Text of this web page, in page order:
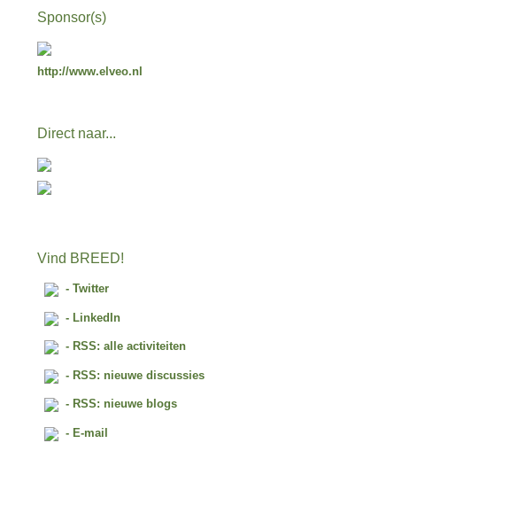
Sponsor(s)
http://www.elveo.nl
Direct naar...
Vind BREED!
- Twitter
- LinkedIn
- RSS: alle activiteiten
- RSS: nieuwe discussies
- RSS: nieuwe blogs
- E-mail